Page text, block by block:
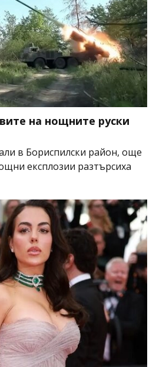
на нощните руски
в Бориспилски район, още
експлозии разтърсиха